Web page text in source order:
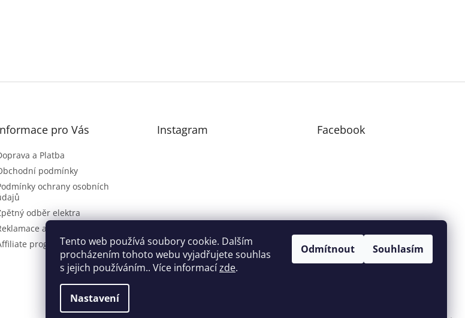
Tento web používá soubory cookie. Dalším
procházením tohoto webu vyjadřujete souhlas
s jejich používáním.. Více informacízde.
Nastavení
Odmítnout Souhlasím
pro Vás
a Platba
podmínky
ochrany osobních
odběr elektra
a vrácení zboží
program
Instagram Facebook